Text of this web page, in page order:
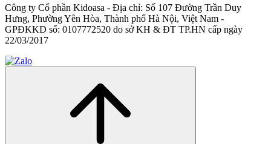
Công ty Cổ phần Kidoasa - Địa chỉ: Số 107 Đường Trần Duy
Hưng, Phường Yên Hòa, Thành phố Hà Nội, Việt Nam -
GPĐKKD số: 0107772520 do sở KH & ĐT TP.HN cấp ngày
22/03/2017